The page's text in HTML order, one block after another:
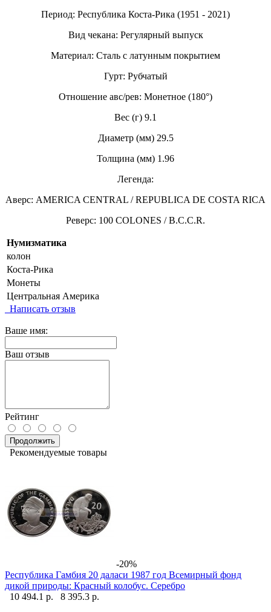
Период: Республика Коста-Рика (1951 - 2021)
Вид чекана: Регулярный выпуск
Материал: Сталь с латунным покрытием
Гурт: Рубчатый
Отношение авс/рев: Монетное (180°)
Вес (г) 9.1
Диаметр (мм) 29.5
Толщина (мм) 1.96
Легенда:
Аверс: AMERICA CENTRAL / REPUBLICA DE COSTA RICA
Реверс: 100 COLONES / B.C.C.R.
Нумизматика
колон
Коста-Рика
Монеты
Центральная Америка
Написать отзыв
Ваше имя:
Ваш отзыв
Рейтинг
Продолжить
Рекомендуемые товары
-20%
Республика Гамбия 20 даласи 1987 год Всемирный фонд
дикой природы: Красный колобус. Серебро
10 494.1 р.
8 395.3 р.